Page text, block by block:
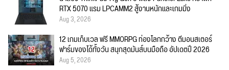
RTX 5070 แรม LPCAMM2 สู้งานหนักและเกมมิ่ง
Aug 3, 2026
12 เกมเก็บเวล ฟรี MMORPG ท่องโลกกว้าง ตีมอนสเตอร์
ฟาร์มของได้ทั้งวัน สนุกสุดมันส์บนมือถือ อัปเดตปี 2026
Aug 5, 2026